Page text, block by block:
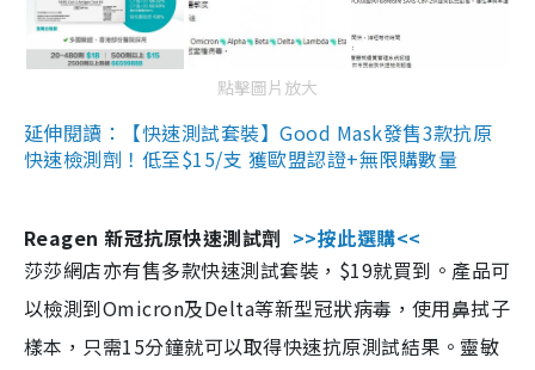
點擊圖片放大
延伸閱讀：【快速測試套裝】Good Mask發售3款抗原
快速檢測劑！低至$15/支 獲歐盟認證+無限購數量
Reagen 新冠抗原快速測試劑 >>按此選購<<
莎莎網店亦有售多款快速測試套裝，$19就買到。產品可
以檢測到Omicron及Delta等新型冠狀病毒，使用鼻拭子
樣本，只需15分鐘就可以取得快速抗原測試結果。靈敏